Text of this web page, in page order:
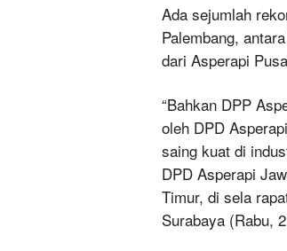
Ada sejumlah
Palembang,
dari Asperapi
“Bahkan DPP
oleh DPD
saing kuat di
DPD Asperapi
Timur, di sela
Surabaya (Rabu,